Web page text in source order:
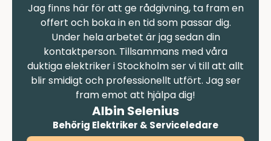
Jag finns här för att ge rådgivning, ta fram en
offert och boka in en tid som passar dig.
Under hela arbetet är jag sedan din
kontaktperson. Tillsammans med våra
duktiga elektriker i Stockholm ser vi till att allt
blir smidigt och professionellt utfört. Jag ser
fram emot att hjälpa dig!
Albin Selenius
Behörig Elektriker & Serviceledare